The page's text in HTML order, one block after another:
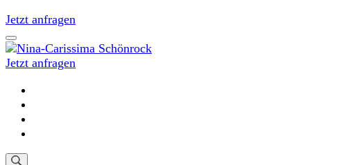
Jetzt anfragen
Nina-Carissima Schönrock
Jetzt anfragen